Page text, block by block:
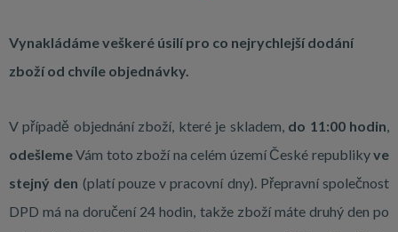
Vynakládáme veškeré úsilí pro co nejrychlejší dodání
zboží od chvíle objednávky.
V případě objednání zboží, které je skladem, do 11:00 hodin,
odešlemeVám toto zboží na celém území České republikyve
stejný den (platí pouze v pracovní dny). Přepravní společnost
DPD má na doručení 24 hodin, takže zboží máte druhý den po